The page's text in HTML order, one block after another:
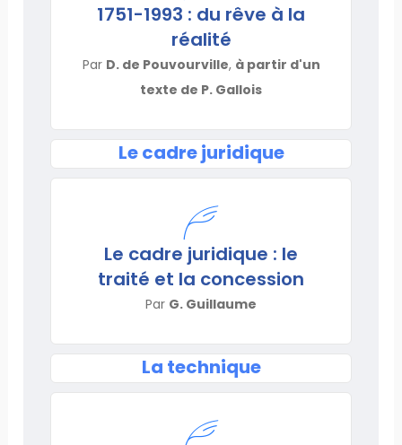
1751-1993 : du rêve à la
réalité
Par D. de Pouvourville, à partir d'un
texte de P. Gallois
Le cadre juridique
Le cadre juridique : le
traité et la concession
Par G. Guillaume
La technique